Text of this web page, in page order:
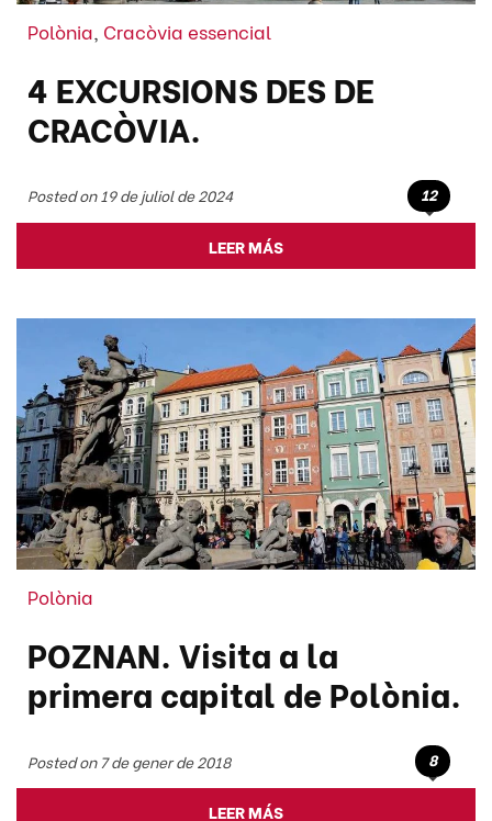
Polònia Cracòvia essencial
4 EXCURSIONS DES DE
CRACÒVIA.
Posted on 19 de juliol de 2024 12
LEER MÁS
Polònia
POZNAN. Visita a la
primera capital de Polònia.
Posted on 7 de gener de 2018 8
LEER MÁS